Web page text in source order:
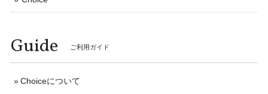
Guide ご利用ガイド
Choiceについて